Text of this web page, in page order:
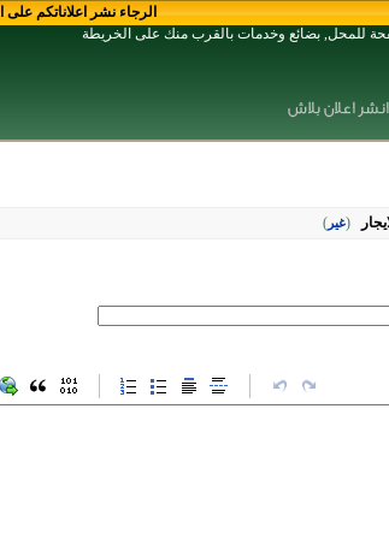
الرجاء نشر اعلاناتكم
للمحل, بضائع وخدمات بالقرب منك على الخريطة
(غير )